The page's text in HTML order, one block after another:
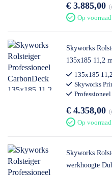
€ 3.885,00
Op voorraad
Skyworks
135x185 11,2
135x185
Skyworks
€ 4.358,00
Op voorraad
Skyworks
werkhoogte